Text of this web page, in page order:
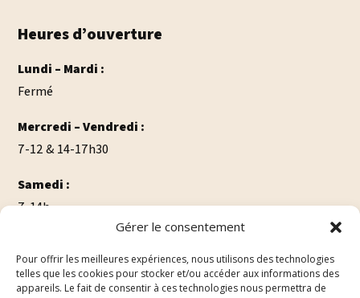
Gérer le consentement
Pour offrir les meilleures expériences, nous utilisons des technologies
telles que les cookies pour stocker et/ou accéder aux informations des
appareils. Le fait de consentir à ces technologies nous permettra de
Heures d’ouverture
Lundi – Mardi :
Fermé
Mercredi – Vendredi :
7-12 & 14-17h30
Samedi :
7-14h
7-12h